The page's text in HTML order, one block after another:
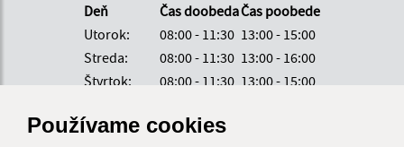
Používame cookies
Deň
Čas doobedaČas poobede
Utorok:
08:00 - 11:30 13:00 - 15:00
Streda:
08:00 - 11:30 13:00 - 16:00
Štvrtok:
08:00 - 11:30 13:00 - 15:00